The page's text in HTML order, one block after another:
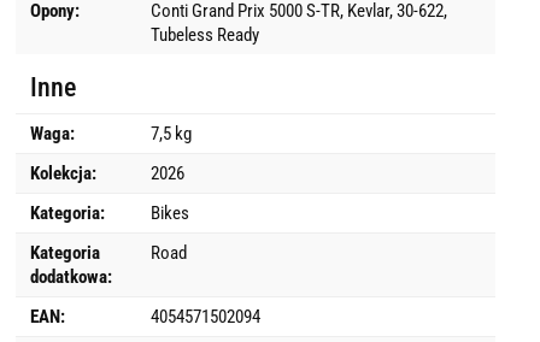
Opony:
Conti Grand Prix 5000 S-TR, Kevlar, 30-622,
Tubeless Ready
Inne
Waga:
7,5 kg
Kolekcja:
2026
Kategoria:
Bikes
Kategoria
dodatkowa:
Road
EAN:
4054571502094